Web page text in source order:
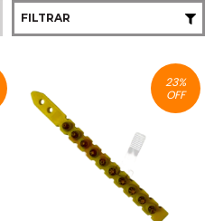
FILTRAR
23%
OFF